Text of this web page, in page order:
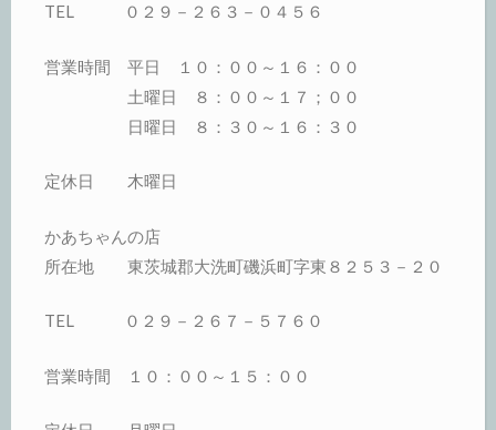
TEL ０２９－２６３－０４５６
営業時間 平日 １０：００～１６：００
土曜日 ８：００～１７；００
日曜日 ８：３０～１６：３０
定休日 木曜日
かあちゃんの店
所在地 東茨城郡大洗町磯浜町字東８２５３－２０
TEL ０２９－２６７－５７６０
営業時間 １０：００～１５：００